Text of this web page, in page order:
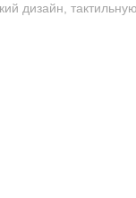
дизайн,